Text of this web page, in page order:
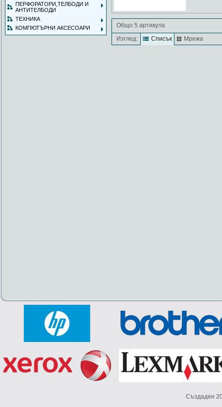
ПЕРФОРАТОРИ,ТЕЛБОДИ И
АНТИТЕЛБОДИ
ТЕХНИКА
КОМПЮТЪРНИ АКСЕСОАРИ
Общо 5 артикула
Изглед:
Списък Мрежа
Създаден